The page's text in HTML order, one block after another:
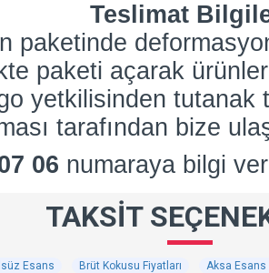
Teslimat
paketinde
paketi açarak
yetkilisinden tutanak
tarafından bize
06 numaraya bilgi
TAKSIT
Esans Brüt Kokusu Fiyatları Aksa Esans